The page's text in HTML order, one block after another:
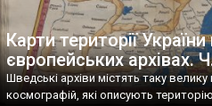
Карти території України
європейських архівах.
Шведські архіви містять таку велику
космографій, які описують